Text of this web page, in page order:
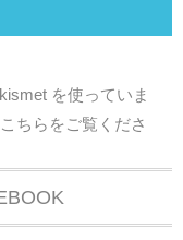
を使っていま
ちらをご覧くださ